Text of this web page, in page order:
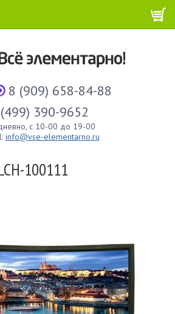
8 (909) 658-84-88
390-9652
с 10-00 до 19-00
info@vse-elementarno.ru
100111